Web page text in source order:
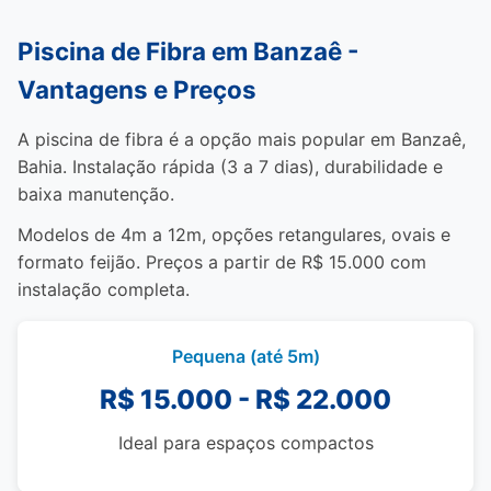
Piscina de Fibra em Banzaê -
Vantagens e Preços
A piscina de fibra é a opção mais popular em Banzaê,
Bahia. Instalação rápida (3 a 7 dias), durabilidade e
baixa manutenção.
Modelos de 4m a 12m, opções retangulares, ovais e
formato feijão. Preços a partir de R$ 15.000 com
instalação completa.
Pequena (até 5m)
R$ 15.000 - R$ 22.000
Ideal para espaços compactos